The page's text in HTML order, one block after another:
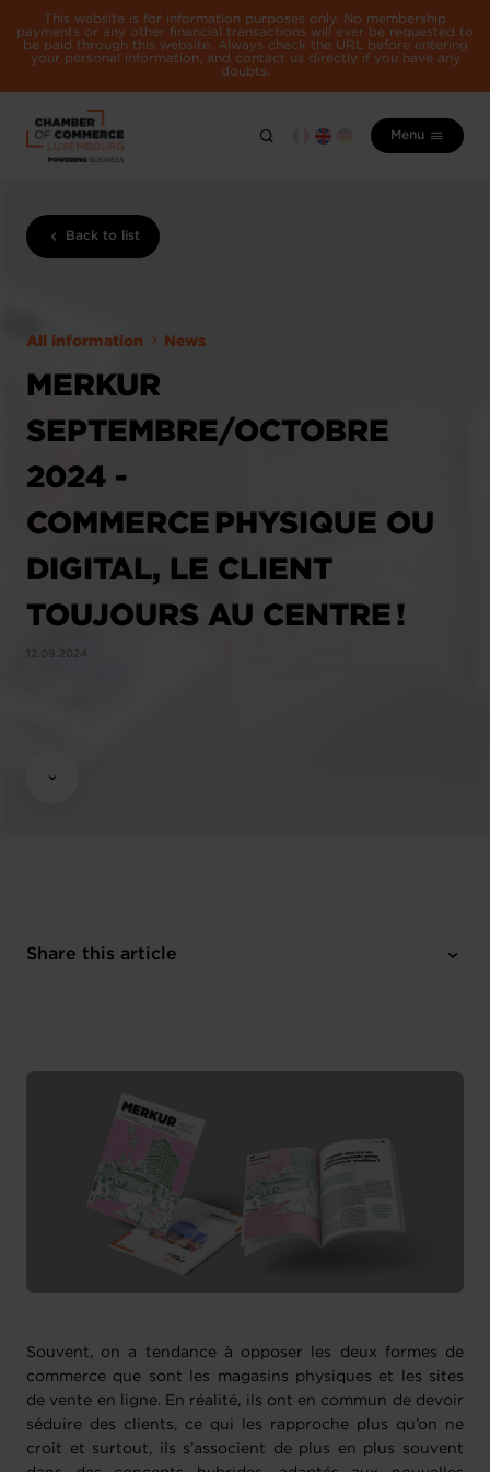
This website is for information purposes only. No membership
payments or any other financial transactions will ever be requested to
be paid through this website. Always check the URL before entering
your personal information, and contact us directly if you have any
doubts.
Menu
Back to list
All information News
MERKUR
SEPTEMBRE/OCTOBRE
2024 -
COMMERCE PHYSIQUE OU
DIGITAL, LE CLIENT
TOUJOURS AU CENTRE !
12.09.2024
Share this article
Souvent, on a tendance à opposer les deux formes de
commerce que sont les magasins physiques et les sites
de vente en ligne. En réalité, ils ont en commun de devoir
séduire des clients, ce qui les rapproche plus qu’on ne
croit et surtout, ils s’associent de plus en plus souvent